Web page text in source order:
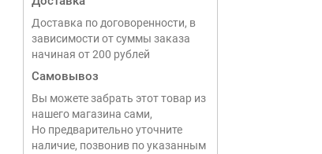
Доставка по договоренности, в
зависимости от суммы заказа
начиная от 200 рублей
Самовывоз
Вы можете забрать этот товар из
нашего магазина сами,
Но предварительно уточните
наличие, позвонив по указанным